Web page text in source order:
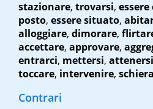
stazionare, trovarsi,
posto, essere situato,
alloggiare, dimorare,
accettare, approvare,
entrarci, mettersi, attenersi
toccare, intervenire,
Contrari